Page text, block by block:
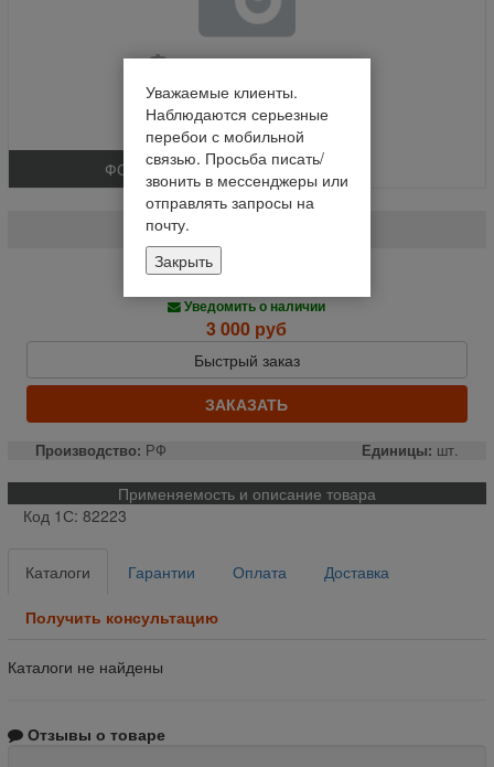
ФОТО
Башмак жатки (шт.)
Нет в наличии
Уведомить о наличии
3 000 руб
Быстрый заказ
ЗАКАЗАТЬ
Производство: РФ Единицы: шт.
Применяемость и описание товара
Код 1С: 82223
Каталоги Гарантии Оплата Доставка
Получить консультацию
Каталоги не найдены
Отзывы о товаре
Уважаемые клиенты.
Наблюдаются серьезные
перебои с мобильной
связью. Просьба писать/
звонить в мессенджеры или
отправлять запросы на
почту.
Закрыть